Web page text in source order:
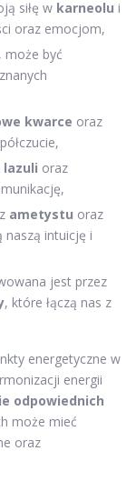
siłę w karneolu i
oraz emocjom,
może być
kwarce oraz
lazuli oraz
ametystu oraz
naszą intuicję i
jest przez
, które łączą nas z
energetyczne w
energii
odpowiednich
może mieć
oraz